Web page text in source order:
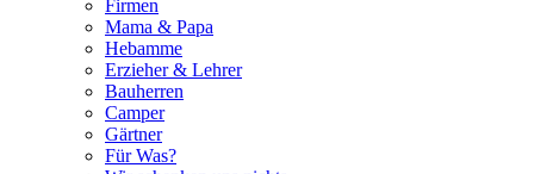
Firmen
Mama & Papa
Hebamme
Erzieher & Lehrer
Bauherren
Camper
Gärtner
Für Was?